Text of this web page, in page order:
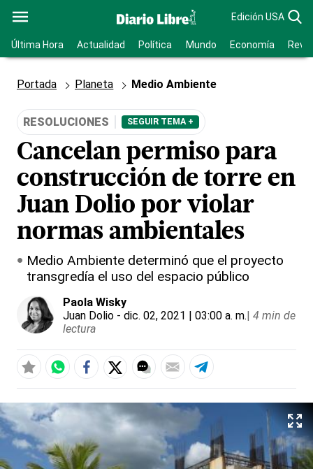
Edición USA
Última Hora Actualidad Política Mundo Economía
Portada Planeta Medio Ambiente
RESOLUCIONES SEGUIR TEMA +
Cancelan permiso para
construcción de torre en
Juan Dolio por violar
normas ambientales
Medio Ambiente determinó que el proyecto
transgredía el uso del espacio público
Paola Wisky
Juan Dolio - dic. 02, 2021 | 03:00 a. m.| 4 min de
lectura